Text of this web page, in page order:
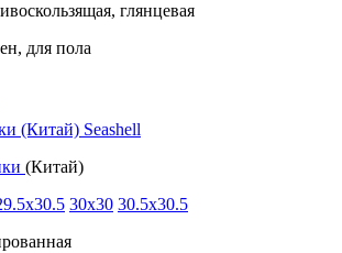
глянцевая
для пола
(Китай) Seashell
(Китай)
30x30 30.5x30.5